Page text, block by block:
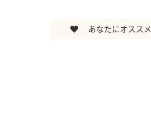
あなたにオススメ